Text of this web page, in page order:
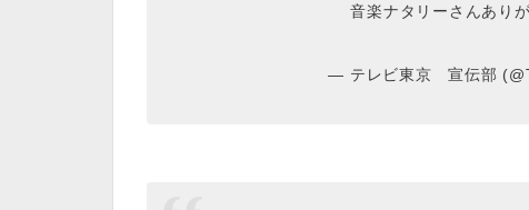
音楽ナタリーさんあり
— テレビ東京 宣伝部